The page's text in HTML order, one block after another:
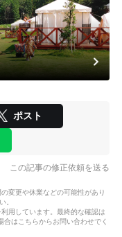
ポスト
この記事の修正依頼を送る
変更や休業などの可能性があり
。
用しています。最終的な確認は
はこちらからお問い合わせでく